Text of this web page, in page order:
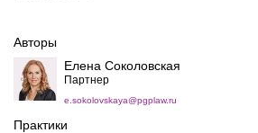
Авторы
Елена Соколовская
Партнер
e.sokolovskaya@pgplaw.ru
Практики